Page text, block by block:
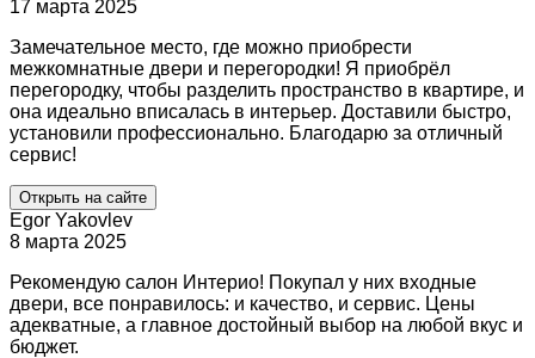
17 марта 2025
Замечательное место, где можно приобрести
межкомнатные двери и перегородки! Я приобрёл
перегородку, чтобы разделить пространство в квартире, и
она идеально вписалась в интерьер. Доставили быстро,
установили профессионально. Благодарю за отличный
сервис!
Открыть на сайте
Egor Yakovlev
8 марта 2025
Рекомендую салон Интерио! Покупал у них входные
двери, все понравилось: и качество, и сервис. Цены
адекватные, а главное достойный выбор на любой вкус и
бюджет.